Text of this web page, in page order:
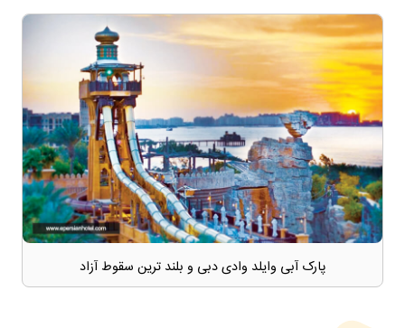
پارک آبی وایلد وادی دبی و بلند ترین سقوط آزاد